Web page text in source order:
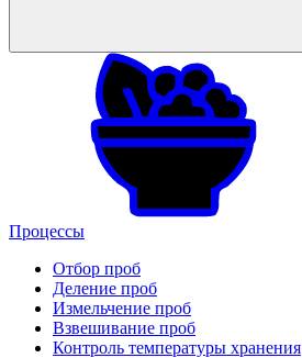
Процессы
Отбор проб
Деление проб
Измельчение проб
Взвешивание проб
Контроль температуры хранения